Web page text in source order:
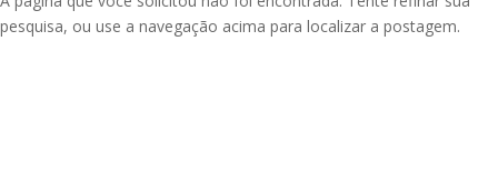
pesquisa, ou use a navegação acima para localizar a postagem.